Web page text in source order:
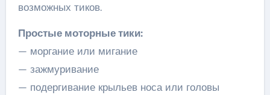
возможных тиков.
Простые моторные тики:
— моргание или мигание
— зажмуривание
— подергивание крыльев носа или головы